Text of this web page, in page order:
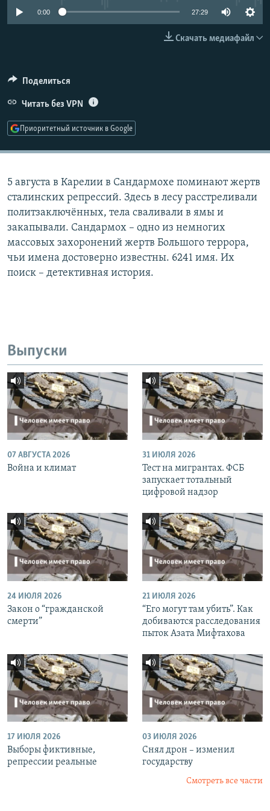
РАСПИСАНИЕ ВЕЩАНИЯ
0:00 27:29
Скачать медиафайл
Поделиться
Читать без VPN
Приоритетный источник в Google
5 августа в Карелии в Сандармохе поминают жертв
сталинских репрессий. Здесь в лесу расстреливали
политзаключённых, тела сваливали в ямы и
закапывали. Сандармох – одно из немногих
массовых захоронений жертв Большого террора,
чьи имена достоверно известны. 6241 имя. Их
поиск – детективная история.
Выпуски
07 АВГУСТА 2026
Война и климат
31 ИЮЛЯ 2026
Тест на мигрантах. ФСБ
запускает тотальный
цифровой надзор
24 ИЮЛЯ 2026
Закон о “гражданской
смерти”
21 ИЮЛЯ 2026
“Его могут там убить”. Как
добиваются расследования
пыток Азата Мифтахова
17 ИЮЛЯ 2026
Выборы фиктивные,
репрессии реальные
03 ИЮЛЯ 2026
Снял дрон – изменил
государству
Смотреть все части